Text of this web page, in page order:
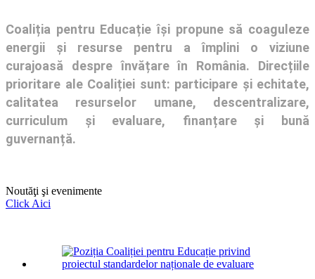
Coaliția pentru Educație își propune să coaguleze
energii și resurse pentru a împlini o viziune
curajoasă despre învățare în România. Direcțiile
prioritare ale Coaliției sunt: participare și echitate,
calitatea resurselor umane, descentralizare,
curriculum și evaluare, finanțare și bună
guvernanță.
Noutăţi şi evenimente
Click Aici